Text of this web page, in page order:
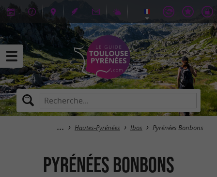
Hautes-Pyrénées Ibos Pyrénées Bonbons
Pyrénées Bonbons